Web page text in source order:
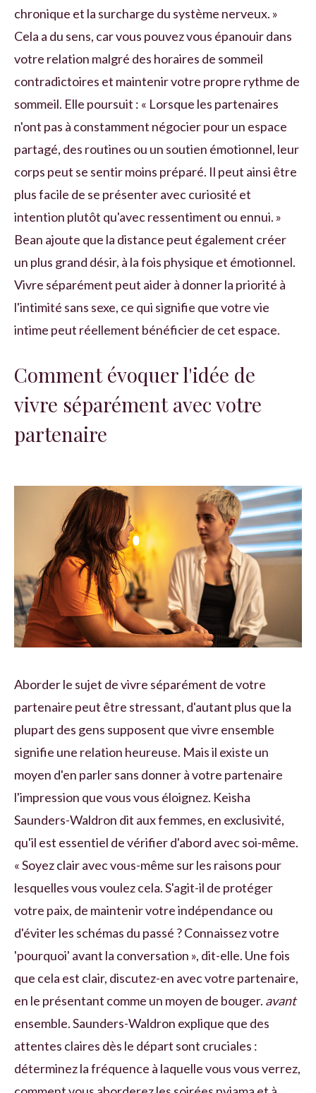
chronique et la surcharge du système nerveux. »
Cela a du sens, car vous pouvez vous épanouir dans
votre relation malgré des horaires de sommeil
contradictoires et maintenir votre propre rythme de
sommeil. Elle poursuit : « Lorsque les partenaires
n'ont pas à constamment négocier pour un espace
partagé, des routines ou un soutien émotionnel, leur
corps peut se sentir moins préparé. Il peut ainsi être
plus facile de se présenter avec curiosité et
intention plutôt qu'avec ressentiment ou ennui. »
Bean ajoute que la distance peut également créer
un plus grand désir, à la fois physique et émotionnel.
Vivre séparément peut aider à donner la priorité à
l'intimité sans sexe, ce qui signifie que votre vie
intime peut réellement bénéficier de cet espace.
Comment évoquer l'idée de
vivre séparément avec votre
partenaire
Aborder le sujet de vivre séparément de votre
partenaire peut être stressant, d'autant plus que la
plupart des gens supposent que vivre ensemble
signifie une relation heureuse. Mais il existe un
moyen d'en parler sans donner à votre partenaire
l'impression que vous vous éloignez. Keisha
Saunders-Waldron dit aux femmes, en exclusivité,
qu'il est essentiel de vérifier d'abord avec soi-même.
« Soyez clair avec vous-même sur les raisons pour
lesquelles vous voulez cela. S'agit-il de protéger
votre paix, de maintenir votre indépendance ou
d'éviter les schémas du passé ? Connaissez votre
'pourquoi' avant la conversation », dit-elle. Une fois
que cela est clair, discutez-en avec votre partenaire,
en le présentant comme un moyen de bouger. avant
ensemble. Saunders-Waldron explique que des
attentes claires dès le départ sont cruciales :
déterminez la fréquence à laquelle vous vous verrez,